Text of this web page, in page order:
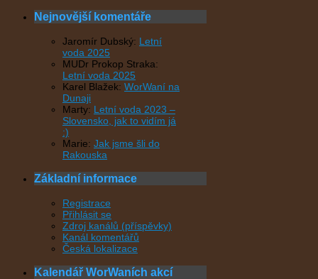
Nejnovější komentáře
Jaromír Dubský: Letní
voda 2025
MUDr Prokop Straka:
Letní voda 2025
Karel Blažek: WorWaní na
Dunaji
Marty: Letní voda 2023 –
Slovensko, jak to vidím já
:)
Marie: Jak jsme šli do
Rakouska
Základní informace
Registrace
Přihlásit se
Zdroj kanálů (příspěvky)
Kanál komentářů
Česká lokalizace
Kalendář WorWaních akcí